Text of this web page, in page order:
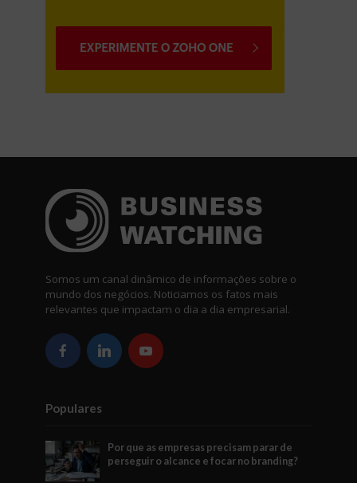
Somos um canal dinâmico de informações sobre o
mundo dos negócios. Noticiamos os fatos mais
relevantes que impactam o dia a dia empresarial.
Populares
Por que as empresas precisam parar de
perseguir o alcance e focar no branding?